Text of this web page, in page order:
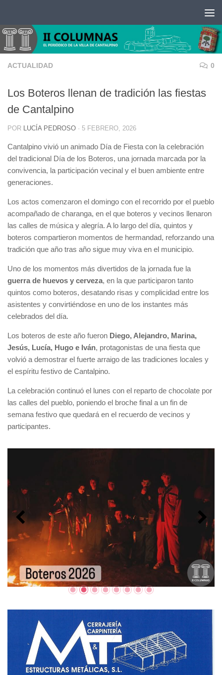
ACTUALIDAD 0
Los Boteros llenan de tradición las fiestas
de Cantalpino
POR LUCÍA PEDROSO · 5 FEBRERO, 2026
Cantalpino vivió un animado Día de Fiesta con la celebración
del tradicional Día de los Boteros, una jornada marcada por la
convivencia, la participación vecinal y el buen ambiente entre
generaciones.
Los actos comenzaron el domingo con el recorrido por el pueblo
acompañado de charanga, en el que boteros y vecinos llenaron
las calles de música y alegría. A lo largo del día, quintos y
boteros compartieron momentos de hermandad, reforzando una
tradición que año tras año sigue muy viva en el municipio.
Uno de los momentos más divertidos de la jornada fue la
guerra de huevos y cerveza, en la que participaron tanto
quintos como boteros, desatando risas y complicidad entre los
asistentes y convirtiéndose en uno de los instantes más
celebrados del día.
Los boteros de este año fueron Diego, Alejandro, Marina,
Jesús, Lucía, Hugo e Iván, protagonistas de una fiesta que
volvió a demostrar el fuerte arraigo de las tradiciones locales y
el espíritu festivo de Cantalpino.
La celebración continuó el lunes con el reparto de chocolate por
las calles del pueblo, poniendo el broche final a un fin de
semana festivo que quedará en el recuerdo de vecinos y
participantes.